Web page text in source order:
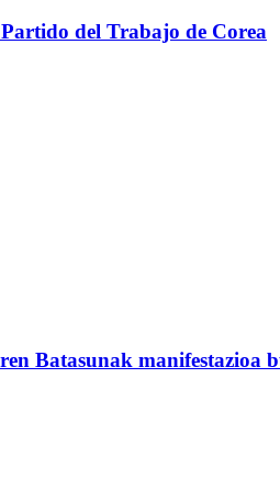
del Trabajo de Corea
Batasunak